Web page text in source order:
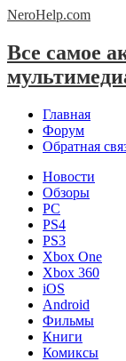
NeroHelp.com
Все самое
Главная
Форум
Обратная
Новости
Обзоры
PC
PS4
PS3
Xbox One
Xbox 360
iOS
Android
Фильмы
Книги
Комиксы